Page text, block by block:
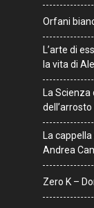
Orfani
L’arte di
la vita di
La Scienza
La
Andrea
Zero K –